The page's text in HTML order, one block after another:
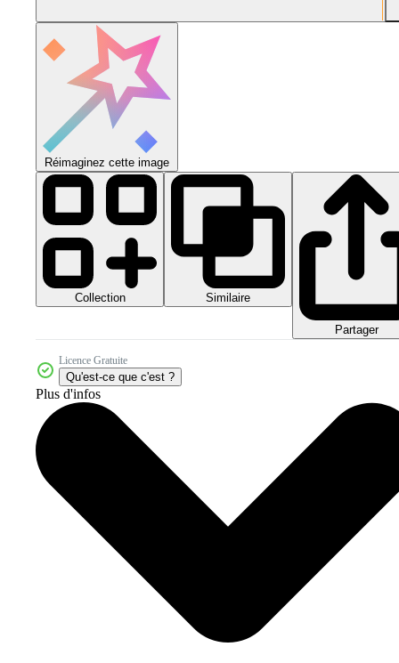
Réimaginez cette image
Collection Similaire
Partager
Licence Gratuite
Qu'est-ce que c'est ?
Plus d'infos